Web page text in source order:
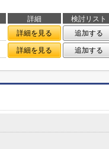
詳細
検討リスト
詳細を見る
追加する
詳細を見る 追加する